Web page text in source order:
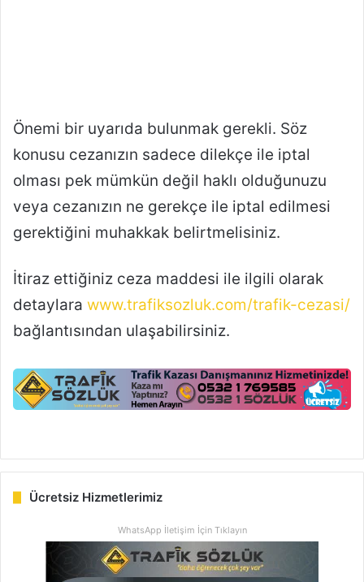
Önemi bir uyarıda bulunmak gerekli. Söz
konusu cezanızın sadece dilekçe ile iptal
olması pek mümkün değil haklı olduğunuzu
veya cezanızın ne gerekçe ile iptal edilmesi
gerektiğini muhakkak belirtmelisiniz.
İtiraz ettiğiniz ceza maddesi ile ilgili olarak
detaylara www.trafiksozluk.com/trafik-cezasi/
bağlantısından ulaşabilirsiniz.
Ücretsiz Hizmetlerimiz
WhatsApp İletişim İçin Tıklayın